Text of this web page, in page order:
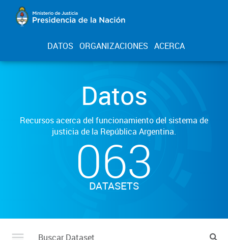
DATOS ORGANIZACIONES ACERCA
Datos
Recursos acerca del funcionamiento del sistema de
justicia de la República Argentina.
063
DATASETS